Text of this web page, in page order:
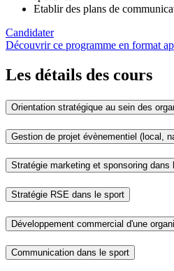
Etablir des plans de
Candidater
Découvrir ce programme en format
Les détails des cours
Orientation stratégique au sein des
Gestion de projet évènementiel (local,
Stratégie marketing et sponsoring dans
Stratégie RSE dans le sport
Développement commercial d'une
Communication dans le sport